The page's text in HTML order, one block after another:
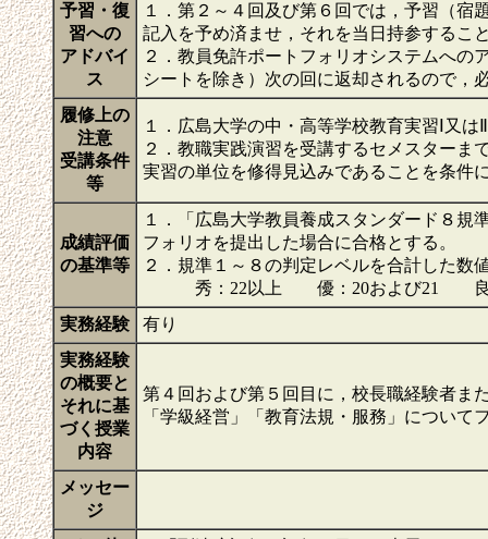
予習・復
習への
アドバイ
ス
１．第２～４回及び第６回では，予習（宿
記入を予め済ませ，それを当日持参するこ
２．教員免許ポートフォリオシステムへの
シートを除き）次の回に返却されるので，
履修上の
注意
受講条件
等
１．広島大学の中・高等学校教育実習Ⅰ又
２．教職実践演習を受講するセメスターま
実習の単位を修得見込みであることを条件
成績評価
の基準等
１．「広島大学教員養成スタンダード８規
フォリオを提出した場合に合格とする。
２．規準１～８の判定レベルを合計した数
秀：22以上 優：20および21 良
実務経験
有り
実務経験
の概要と
それに基
づく授業
内容
第４回および第５回目に，校長職経験者ま
「学級経営」「教育法規・服務」について
メッセー
ジ